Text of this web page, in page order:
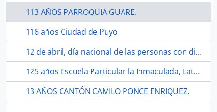
113 AÑOS PARROQUIA GUARE.
116 años Ciudad de Puyo
12 de abril, día nacional de las personas con diferencias de extremidades en Ecuador
125 años Escuela Particular la Inmaculada, Latacunga.
13 AÑOS CANTÓN CAMILO PONCE ENRIQUEZ.